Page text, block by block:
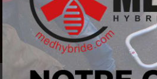
Communiquezen quelques
publiez des actualités ciblées,